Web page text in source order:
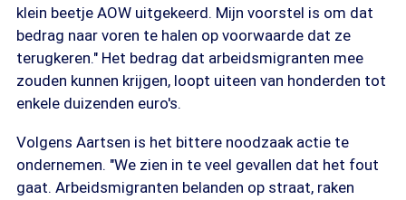
klein beetje AOW uitgekeerd. Mijn voorstel is om dat
bedrag naar voren te halen op voorwaarde dat ze
terugkeren." Het bedrag dat arbeidsmigranten mee
zouden kunnen krijgen, loopt uiteen van honderden tot
enkele duizenden euro's.
Volgens Aartsen is het bittere noodzaak actie te
ondernemen. "We zien in te veel gevallen dat het fout
gaat. Arbeidsmigranten belanden op straat, raken